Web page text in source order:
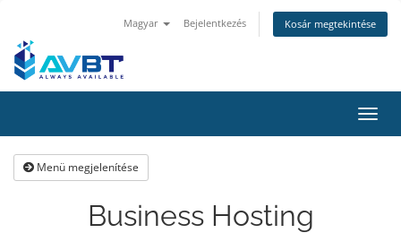
Magyar Bejelentkezés Kosár megtekintése
a
Menü megjelenítése
Business Hosting